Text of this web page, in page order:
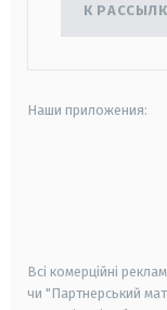
К
Наши приложения:
Всі комерційні
чи "Партнерський